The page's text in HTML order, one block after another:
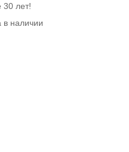
лет!
наличии